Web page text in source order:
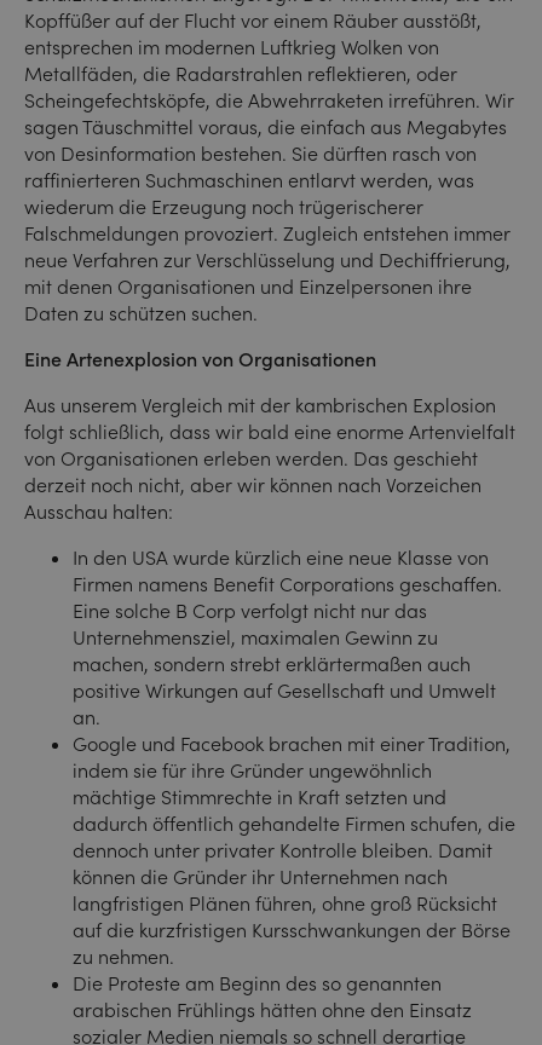
Kopffüßer auf der Flucht vor einem Räuber ausstößt,
entsprechen im modernen Luftkrieg Wolken von
Metallfäden, die Radarstrahlen reflektieren, oder
Scheingefechtsköpfe, die Abwehrraketen irreführen. Wir
sagen Täuschmittel voraus, die einfach aus Megabytes
von Desinformation bestehen. Sie dürften rasch von
raffinierteren Suchmaschinen entlarvt werden, was
wiederum die Erzeugung noch trügerischerer
Falschmeldungen provoziert. Zugleich entstehen immer
neue Verfahren zur Verschlüsselung und Dechiffrierung,
mit denen Organisationen und Einzelpersonen ihre
Daten zu schützen suchen.
Eine Artenexplosion von Organisationen
Aus unserem Vergleich mit der kambrischen Explosion
folgt schließlich, dass wir bald eine enorme Artenvielfalt
von Organisationen erleben werden. Das geschieht
derzeit noch nicht, aber wir können nach Vorzeichen
Ausschau halten:
In den USA wurde kürzlich eine neue Klasse von
Firmen namens Benefit Corporations geschaffen.
Eine solche B Corp verfolgt nicht nur das
Unternehmensziel, maximalen Gewinn zu
machen, sondern strebt erklärtermaßen auch
positive Wirkungen auf Gesellschaft und Umwelt
an.
Google und Facebook brachen mit einer Tradition,
indem sie für ihre Gründer ungewöhnlich
mächtige Stimmrechte in Kraft setzten und
dadurch öffentlich gehandelte Firmen schufen, die
dennoch unter privater Kontrolle bleiben. Damit
können die Gründer ihr Unternehmen nach
langfristigen Plänen führen, ohne groß Rücksicht
auf die kurzfristigen Kursschwankungen der Börse
zu nehmen.
Die Proteste am Beginn des so genannten
arabischen Frühlings hätten ohne den Einsatz
sozialer Medien niemals so schnell derartige